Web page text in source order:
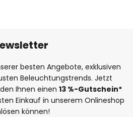
besten Angebote, exklusiven
Beleuchtungstrends. Jetzt
Ihnen einen 13 %-Gutschein*
Einkauf in unserem Onlineshop
können!